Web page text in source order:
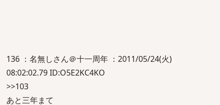
136 ：名無しさん＠十一周年 ：2011/05/24(火)
08:02:02.79 ID:O5E2KC4KO
>>103
あと三年まて